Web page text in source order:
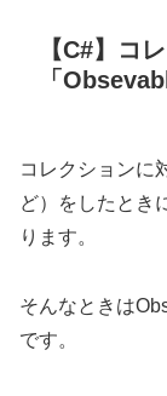
【C#】コ
「
コレクションに
ど）をしたとき
ります。
そんなときは
です。